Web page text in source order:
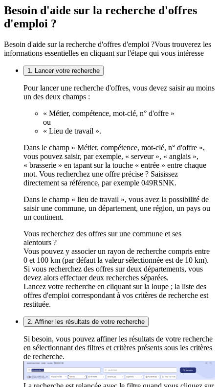
Besoin d'aide sur la recherche d'offres
d'emploi ?
Besoin d'aide sur la recherche d'offres d'emploi ?Vous trouverez les
informations essentielles en cliquant sur l'étape qui vous intéresse
1. Lancer votre recherche
Pour lancer une recherche d'offres, vous devez saisir au moins
un des deux champs :
« Métier, compétence, mot-clé, n° d'offre »
ou
« Lieu de travail ».
Dans le champ « Métier, compétence, mot-clé, n° d'offre »,
vous pouvez saisir, par exemple, « serveur », « anglais »,
« brasserie » en tapant sur la touche « entrée » entre chaque
mot. Vous recherchez une offre précise ? Saisissez
directement sa référence, par exemple 049RSNK.
Dans le champ « lieu de travail », vous avez la possibilité de
saisir une commune, un département, une région, un pays ou
un continent.
Vous recherchez des offres sur une commune et ses
alentours ?
Vous pouvez y associer un rayon de recherche compris entre
0 et 100 km (par défaut la valeur sélectionnée est de 10 km).
Si vous recherchez des offres sur deux départements, vous
devez alors effectuer deux recherches séparées.
Lancez votre recherche en cliquant sur la loupe ; la liste des
offres d'emploi correspondant à vos critères de recherche est
restituée.
2. Affiner les résultats de votre recherche
Si besoin, vous pouvez affiner les résultats de votre recherche
en sélectionnant des filtres et critères présents sous les critères
de recherche.